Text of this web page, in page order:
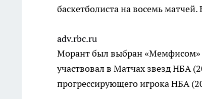
баскетболиста на восемь
adv.rbc.ru
Морант был выбран
участвовал в Матчах звезд НБА
прогрессирующего игрока НБА